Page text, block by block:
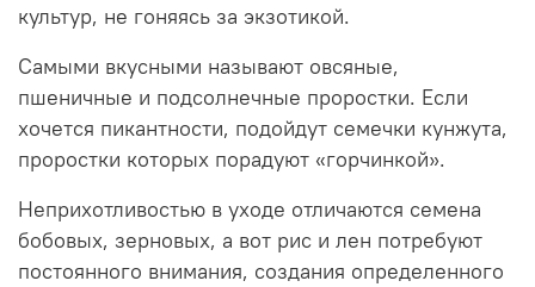
культур, не гоняясь за экзотикой.
Самыми вкусными называют овсяные,
пшеничные и подсолнечные проростки. Если
хочется пикантности, подойдут семечки кунжута,
проростки которых порадуют «горчинкой».
Неприхотливостью в уходе отличаются семена
бобовых, зерновых, а вот рис и лен потребуют
постоянного внимания, создания определенного